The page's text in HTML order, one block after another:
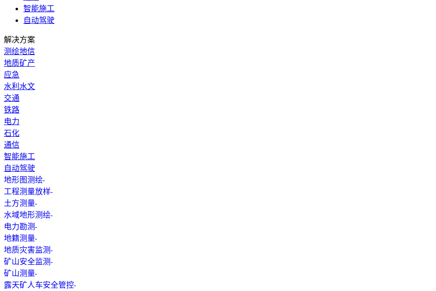
智能施工
自动驾驶
解决方案
测绘地信
地质矿产
应急
水利水文
交通
铁路
电力
石化
通信
智能施工
自动驾驶
地形图测绘
工程测量放样
土方测量
水域地形测绘
电力勘测
地籍测量
地质灾害监测
矿山安全监测
矿山测量
露天矿人车安全管控